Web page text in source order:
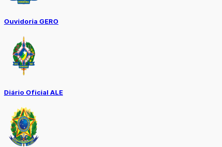
Ouvidoria GERO
Diário Oficial ALE